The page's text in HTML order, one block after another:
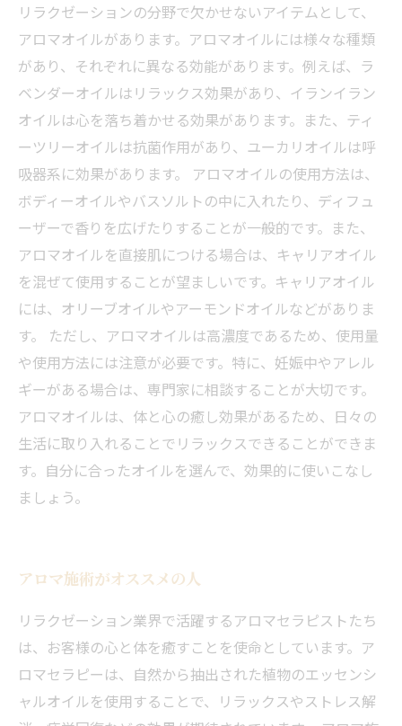
リラクゼーションの分野で欠かせないアイテムとして、
アロマオイルがあります。アロマオイルには様々な種類
があり、それぞれに異なる効能があります。例えば、ラ
ベンダーオイルはリラックス効果があり、イランイラン
オイルは心を落ち着かせる効果があります。また、ティ
ーツリーオイルは抗菌作用があり、ユーカリオイルは呼
吸器系に効果があります。 アロマオイルの使用方法は、
ボディーオイルやバスソルトの中に入れたり、ディフュ
ーザーで香りを広げたりすることが一般的です。また、
アロマオイルを直接肌につける場合は、キャリアオイル
を混ぜて使用することが望ましいです。キャリアオイル
には、オリーブオイルやアーモンドオイルなどがありま
す。 ただし、アロマオイルは高濃度であるため、使用量
や使用方法には注意が必要です。特に、妊娠中やアレル
ギーがある場合は、専門家に相談することが大切です。
アロマオイルは、体と心の癒し効果があるため、日々の
生活に取り入れることでリラックスできることができま
す。自分に合ったオイルを選んで、効果的に使いこなし
ましょう。
アロマ施術がオススメの人
リラクゼーション業界で活躍するアロマセラピストたち
は、お客様の心と体を癒すことを使命としています。ア
ロマセラピーは、自然から抽出された植物のエッセンシ
ャルオイルを使用することで、リラックスやストレス解